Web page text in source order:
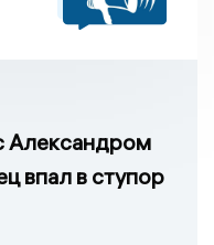
Александром
впал в ступор